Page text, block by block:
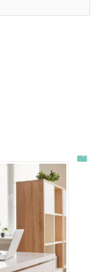
Tout savoir sur l’ENT UT2J